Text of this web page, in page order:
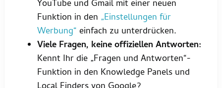
YouTube und Gmail mit einer neuen
Funktion in den „Einstellungen für
Werbung“ einfach zu unterdrücken.
Viele Fragen, keine offiziellen Antworten:
Kennt Ihr die „Fragen und Antworten“-
Funktion in den Knowledge Panels und